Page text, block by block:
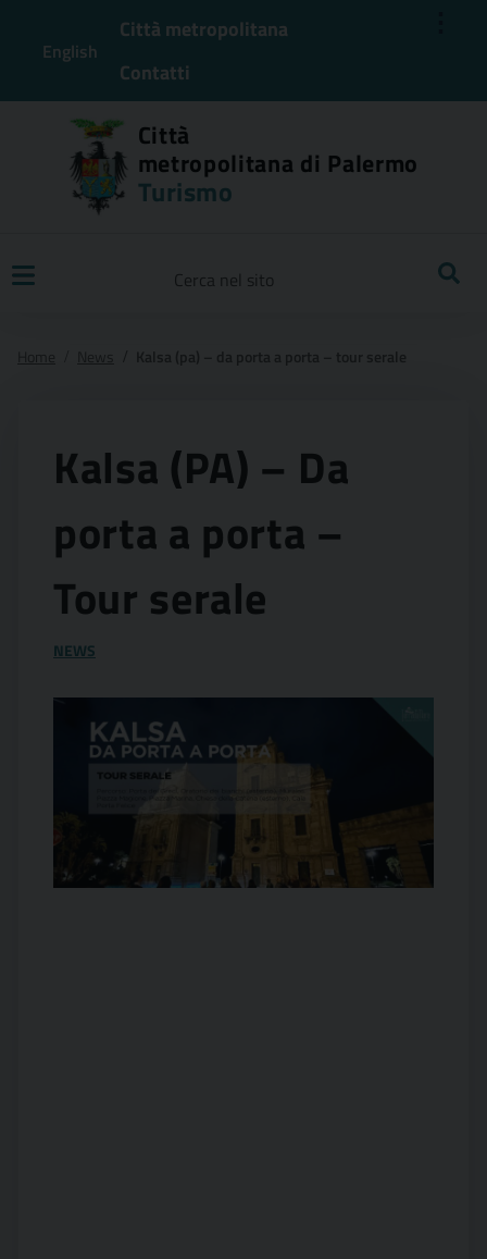
English
Città metropolitana
Contatti
Città
metropolitana di Palermo
Turismo
Kalsa (PA) – Da
porta a porta –
Tour serale
NEWS